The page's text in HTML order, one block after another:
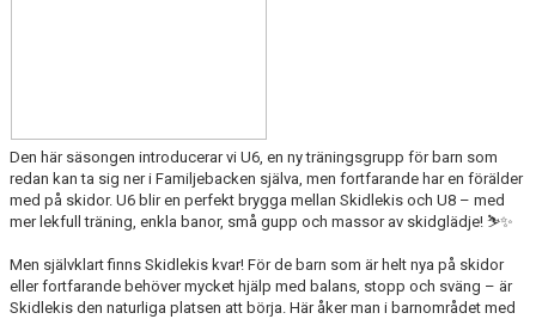
Den här säsongen introducerar vi U6, en ny träningsgrupp för barn som
redan kan ta sig ner i Familjebacken själva, men fortfarande har en förälder
med på skidor. U6 blir en perfekt brygga mellan Skidlekis och U8 – med
mer lekfull träning, enkla banor, små gupp och massor av skidglädje! ⛷✨
Men självklart finns Skidlekis kvar! För de barn som är helt nya på skidor
eller fortfarande behöver mycket hjälp med balans, stopp och sväng – är
Skidlekis den naturliga platsen att börja. Här åker man i barnområdet med